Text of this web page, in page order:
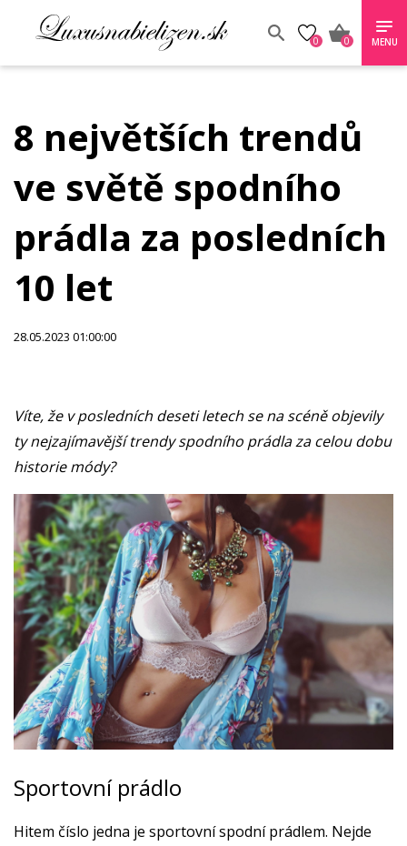
0 0 MENU
8 největších trendů
ve světě spodního
prádla za posledních
10 let
28.05.2023 01:00:00
Víte, že v posledních deseti letech se na scéně objevily
ty nejzajímavější trendy spodního prádla za celou dobu
historie módy?
Sportovní prádlo
Hitem číslo jedna je sportovní spodní prádlem. Nejde